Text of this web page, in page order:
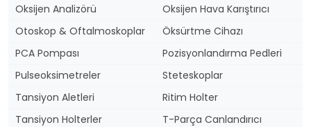
Oksijen Analizörü
Oksijen Hava Karıştırıcı
Otoskop & Oftalmoskoplar
Öksürtme Cihazı
PCA Pompası
Pozisyonlandırma Pedleri
Pulseoksimetreler
Steteskoplar
Tansiyon Aletleri
Ritim Holter
Tansiyon Holterler
T-Parça Canlandırıcı